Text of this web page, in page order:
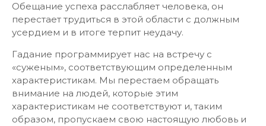
Обещание успеха расслабляет человека, он
перестает трудиться в этой области с должным
усердием и в итоге терпит неудачу.
Гадание программирует нас на встречу с
«суженым», соответствующим определенным
характеристикам. Мы перестаем обращать
внимание на людей, которые этим
характеристикам не соответствуют и, таким
образом, пропускаем свою настоящую любовь и